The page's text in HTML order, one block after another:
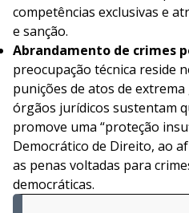
competências exclusivas e
e sanção.
Abrandamento de crimes
preocupação técnica reside
punições de atos de
órgãos jurídicos sustentam
promove uma “proteção
Democrático de Direito, ao
as penas voltadas para
democráticas.